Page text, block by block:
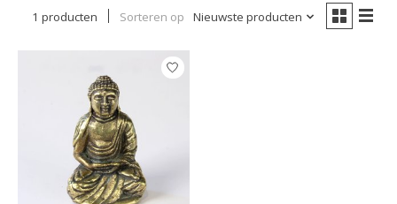
1 producten Sorteren op Nieuwste producten